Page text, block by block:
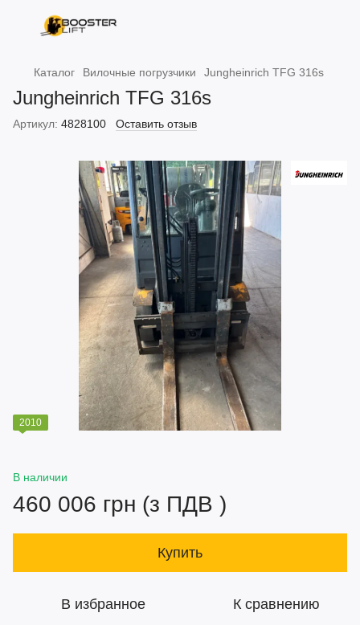
Каталог Вилочные погрузчики Jungheinrich TFG 316s
Jungheinrich TFG 316s
Артикул: 4828100 Оставить отзыв
2010
В наличии
460 006 грн (з ПДВ )
Купить
В избранное К сравнению